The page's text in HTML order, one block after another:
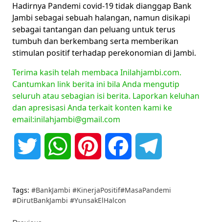
Hadirnya Pandemi covid-19 tidak dianggap Bank
Jambi sebagai sebuah halangan, namun disikapi
sebagai tantangan dan peluang untuk terus
tumbuh dan berkembang serta memberikan
stimulan positif terhadap perekonomian di Jambi.
Terima kasih telah membaca Inilahjambi.com.
Cantumkan link berita ini bila Anda mengutip
seluruh atau sebagian isi berita. Laporkan keluhan
dan apresisasi Anda terkait konten kami ke
email:inilahjambi@gmail.com
Twitter WhatsAppPinterest Facebook
Tags: #BankJambi #KinerjaPositif#MasaPandemi
#DirutBankJambi #YunsakElHalcon